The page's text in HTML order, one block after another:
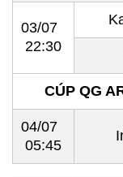
03/07
22:30
CÚP QG
04/07
05:45